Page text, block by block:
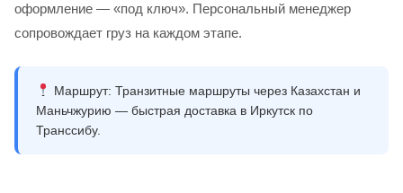
оформление — «под ключ». Персональный менеджер
сопровождает груз на каждом этапе.
Маршрут: Транзитные маршруты через Казахстан и
Маньчжурию — быстрая доставка в Иркутск по
Транссибу.